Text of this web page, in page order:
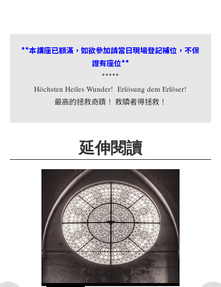
**本講座已額滿，如欲參加請當日現場登記補位，不保
證有座位**
*****
Höchsten Heiles Wunder! Erlösung dem Erlöser!
最高的拯救奇蹟！ 救贖者得拯救！
延伸閱讀